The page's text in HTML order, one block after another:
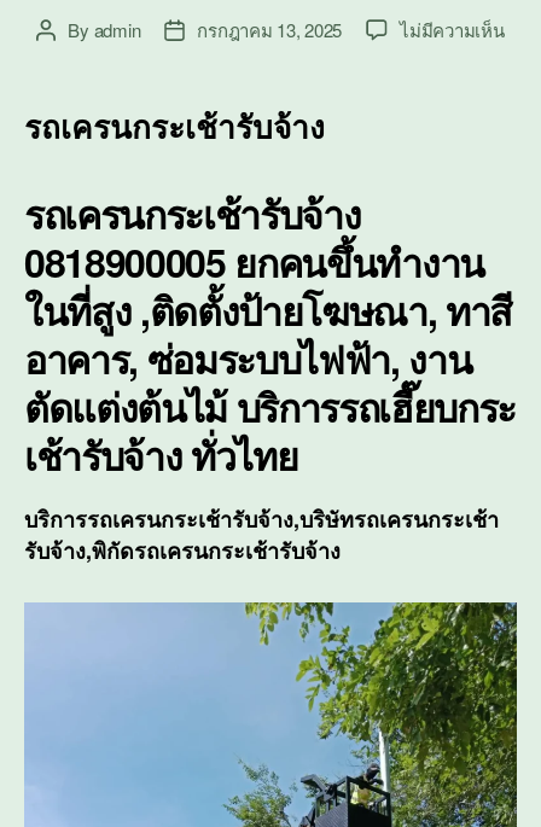
PostBy admin
Postกรกฎาคม 13, 2025 ไม่มีความเห็นบน
ใน
ที่
รถเครนกระเช้ารับจ้าง
รถเครนกระเช้ารับจ้าง
0818900005 ยกคนขึ้นทำงาน
ในที่สูง ,ติดตั้งป้ายโฆษณา, ทาสี
อาคาร, ซ่อมระบบไฟฟ้า, งาน
ตัดแต่งต้นไม้ บริการรถเฮี๊ยบกระ
เช้ารับจ้างทั่วไทย
บริการรถเครนกระเช้ารับจ้าง,บริษัทรถเครนกระเช้า
รับจ้าง,พิกัดรถเครนกระเช้ารับจ้าง